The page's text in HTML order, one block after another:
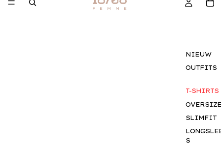
NIEUW
OUTFITS
T-SHIRTS
SLIMFIT
S